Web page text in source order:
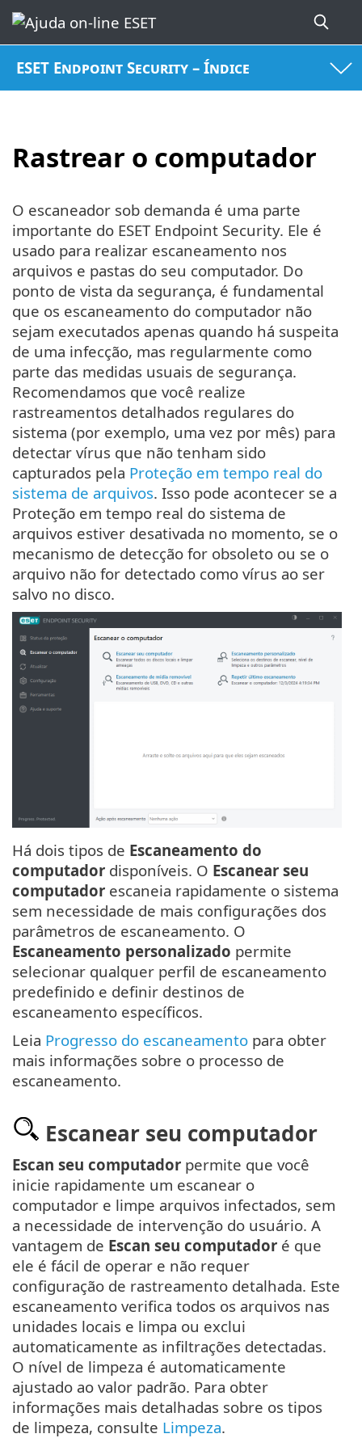
ESET Endpoint Security – Índice
Rastrear o computador
O escaneador sob demanda é uma parte
importante do ESET Endpoint Security. Ele é
usado para realizar escaneamento nos
arquivos e pastas do seu computador. Do
ponto de vista da segurança, é fundamental
que os escaneamento do computador não
sejam executados apenas quando há suspeita
de uma infecção, mas regularmente como
parte das medidas usuais de segurança.
Recomendamos que você realize
rastreamentos detalhados regulares do
sistema (por exemplo, uma vez por mês) para
detectar vírus que não tenham sido
capturados pela Proteção em tempo real do
sistema de arquivos. Isso pode acontecer se a
Proteção em tempo real do sistema de
arquivos estiver desativada no momento, se o
mecanismo de detecção for obsoleto ou se o
arquivo não for detectado como vírus ao ser
salvo no disco.
Há dois tipos de Escaneamento do
computador disponíveis. O Escanear seu
computador escaneia rapidamente o sistema
sem necessidade de mais configurações dos
parâmetros de escaneamento. O
Escaneamento personalizado permite
selecionar qualquer perfil de escaneamento
predefinido e definir destinos de
escaneamento específicos.
Leia Progresso do escaneamento para obter
mais informações sobre o processo de
escaneamento.
Escanear seu computador
Escan seu computador permite que você
inicie rapidamente um escanear o
computador e limpe arquivos infectados, sem
a necessidade de intervenção do usuário. A
vantagem de Escan seu computador é que
ele é fácil de operar e não requer
configuração de rastreamento detalhada. Este
escaneamento verifica todos os arquivos nas
unidades locais e limpa ou exclui
automaticamente as infiltrações detectadas.
O nível de limpeza é automaticamente
ajustado ao valor padrão. Para obter
informações mais detalhadas sobre os tipos
de limpeza, consulte Limpeza.